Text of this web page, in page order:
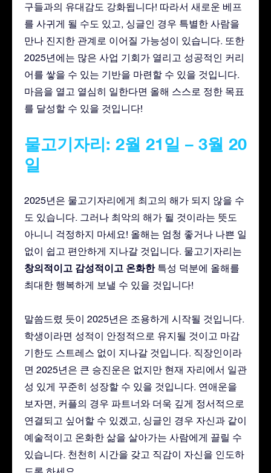
구들과의 유대감도 강화됩니다! 따라서 새로운 베프
를 사귀게 될 수도 있고, 싱글인 경우 특별한 사람을
만나 진지한 관계로 이어질 가능성이 있습니다. 또한
2025년에는 많은 사업 기회가 열리고 성공적인 커리
어를 쌓을 수 있는 기반을 마련할 수 있을 것입니다.
마음을 열고 열심히 일한다면 올해 스스로 정한 목표
를 달성할 수 있을 것입니다!
물고기자리: 2월 21일 – 3월 20
일
2025년은 물고기자리에게 최고의 해가 되지 않을 수
도 있습니다. 그러나 최악의 해가 될 것이라는 뜻도
아니니 걱정하지 마세요! 올해는 엄청 좋거나 나쁜 일
없이 쉽고 편안하게 지나갈 것입니다. 물고기자리는
창의적이고 감성적이고 온화한특성 덕분에 올해를
최대한 행복하게 보낼 수 있을 것입니다!
말씀드렸 듯이 2025년은 조용하게 시작될 것입니다.
학생이라면 성적이 안정적으로 유지될 것이고 마감
기한도 스트레스 없이 지나갈 것입니다. 직장인이라
면 2025년은 큰 승진운은 없지만 현재 자리에서 일관
성 있게 꾸준히 성장할 수 있을 것입니다. 연애운을
보자면, 커플의 경우 파트너와 더욱 깊게 정서적으로
연결되고 싶어할 수 있겠고, 싱글인 경우 자신과 같이
예술적이고 온화한 삶을 살아가는 사람에게 끌릴 수
있습니다. 천천히 시간을 갖고 직감이 자신을 인도하